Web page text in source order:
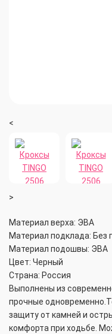
<
>
Материал верха: ЭВА
Материал подклада: Без
Материал подошвы: ЭВА
Цвет: Черный
Страна: Россия
Выполнены из
прочные
защиту от камней и
комфорта при ходьбе.